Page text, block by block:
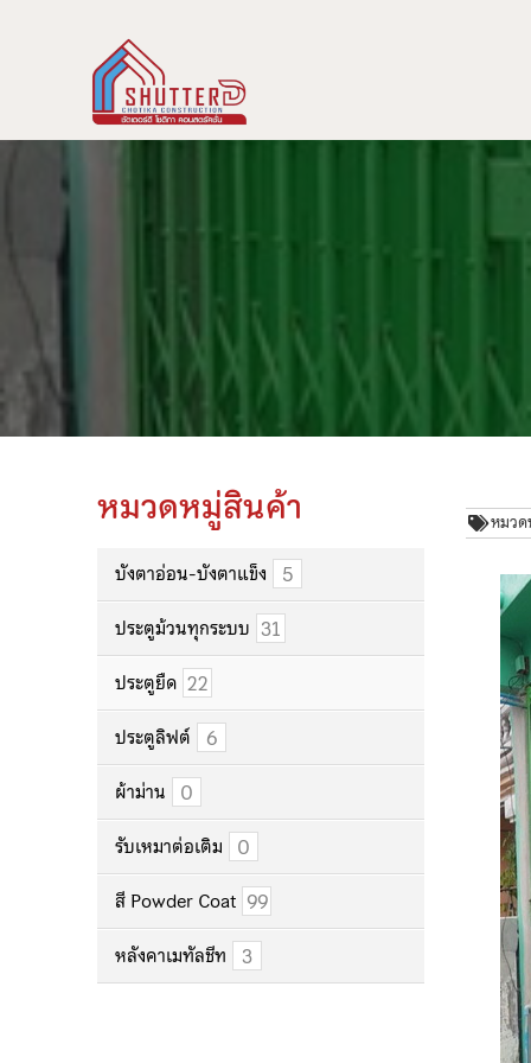
หมวดหมู่สินค้า
บังตาอ่อน-บังตาแข็ง 5
ประตูม้วนทุกระบบ 31
ประตูยืด 22
ประตูลิฟต์ 6
ผ้าม่าน 0
รับเหมาต่อเติม 0
สี Powder Coat 99
หลังคาเมทัลชีท 3
หมว